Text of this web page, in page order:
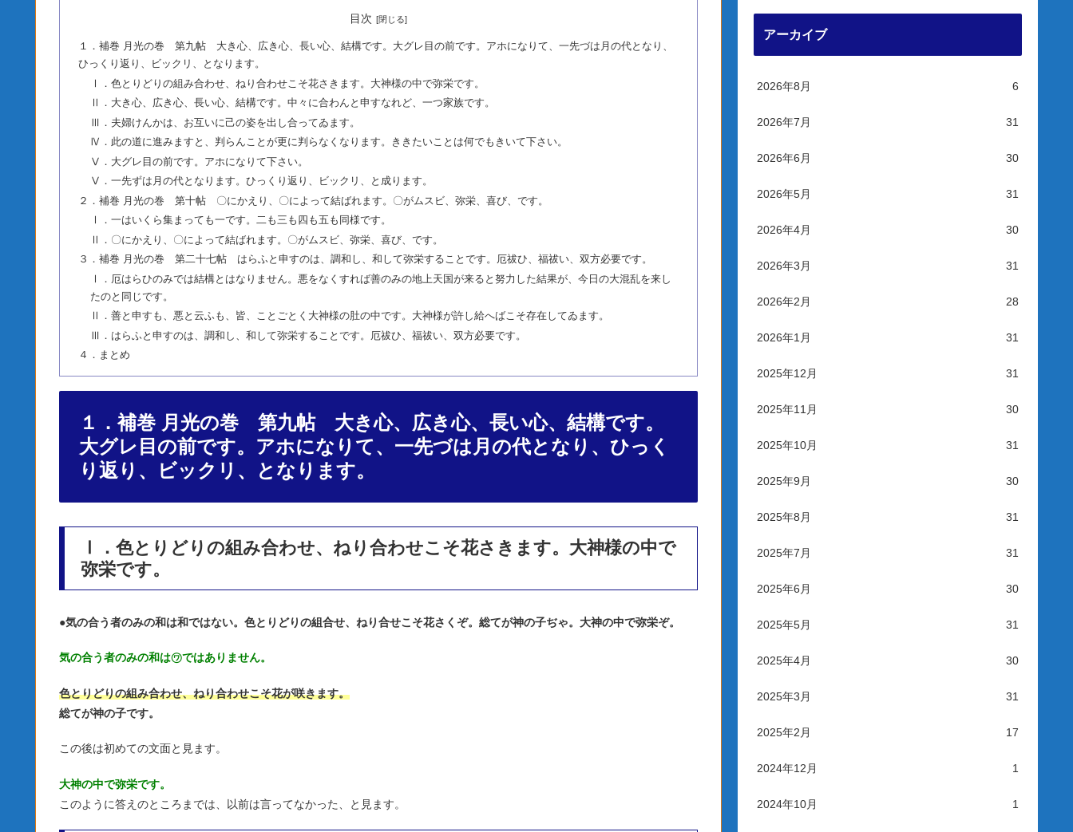
目次
１．補巻 月光の巻 第九帖 大き心、広き心、長い心、結構です。大グレ目の前です。アホになりて、一先づは月の代となり、
ひっくり返り、ビックリ、となります。
Ⅰ．色とりどりの組み合わせ、ねり合わせこそ花さきます。大神様の中で弥栄です。
Ⅱ．大き心、広き心、長い心、結構です。中々に合わんと申すなれど、一つ家族です。
Ⅲ．夫婦けんかは、お互いに己の姿を出し合ってゐます。
Ⅳ．此の道に進みますと、判らんことが更に判らなくなります。ききたいことは何でもきいて下さい。
Ⅴ．大グレ目の前です。アホになりて下さい。
Ⅴ．一先ずは月の代となります。ひっくり返り、ビックリ、と成ります。
２．補巻 月光の巻 第十帖 〇にかえり、〇によって結ばれます。〇がムスビ、弥栄、喜び、です。
Ⅰ．一はいくら集まっても一です。二も三も四も五も同様です。
Ⅱ．〇にかえり、〇によって結ばれます。〇がムスビ、弥栄、喜び、です。
３．補巻 月光の巻 第二十七帖 はらふと申すのは、調和し、和して弥栄することです。厄祓ひ、福祓い、双方必要です。
Ⅰ．厄はらひのみでは結構とはなりません。悪をなくすれば善のみの地上天国が来ると努力した結果が、今日の大混乱を来し
たのと同じです。
Ⅱ．善と申すも、悪と云ふも、皆、ことごとく大神様の肚の中です。大神様が許し給へばこそ存在してゐます。
Ⅲ．はらふと申すのは、調和し、和して弥栄することです。厄祓ひ、福祓い、双方必要です。
４．まとめ
１．補巻 月光の巻 第九帖 大き心、広き心、長い心、結構です。
大グレ目の前です。アホになりて、一先づは月の代となり、ひっく
り返り、ビックリ、となります。
Ⅰ．色とりどりの組み合わせ、ねり合わせこそ花さきます。大神様の中で
弥栄です。
●気の合う者のみの和は和ではない。色とりどりの組合せ、ねり合せこそ花さくぞ。総てが神の子ぢゃ。大神の中で弥栄ぞ。
気の合う者のみの和は㋻ではありません。
色とりどりの組み合わせ、ねり合わせこそ花が咲きます。
総てが神の子です。
この後は初めての文面と見ます。
大神の中で弥栄です。
このように答えのところまでは、以前は言ってなかった、と見ます。
アーカイブ
2026年8月 6
2026年7月 31
2026年6月 30
2026年5月 31
2026年4月 30
2026年3月 31
2026年2月 28
2026年1月 31
2025年12月 31
2025年11月 30
2025年10月 31
2025年9月 30
2025年8月 31
2025年7月 31
2025年6月 30
2025年5月 31
2025年4月 30
2025年3月 31
2025年2月 17
2024年12月 1
2024年10月 1